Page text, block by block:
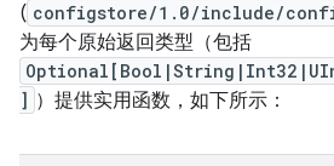
( configstore/1.0/include/
为每个原始返回类型（包括
] ）提供实用函数，如下所示：